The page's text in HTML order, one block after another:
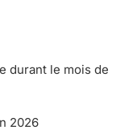
durant le mois de
2026